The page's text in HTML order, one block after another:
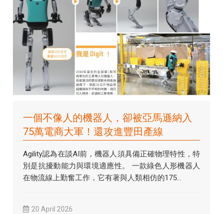
一個不像人的機器人，卻被亞馬遜納入
75萬電商大軍！還攻進豐田產線
Agility認為在談AI前，機器人須具備正確物理特性，特
別是抗擾動能力與環境適應性。 一款綠色人形機器人
在物流線上勤奮工作，它有著與人類相仿的175...
20 April 2026